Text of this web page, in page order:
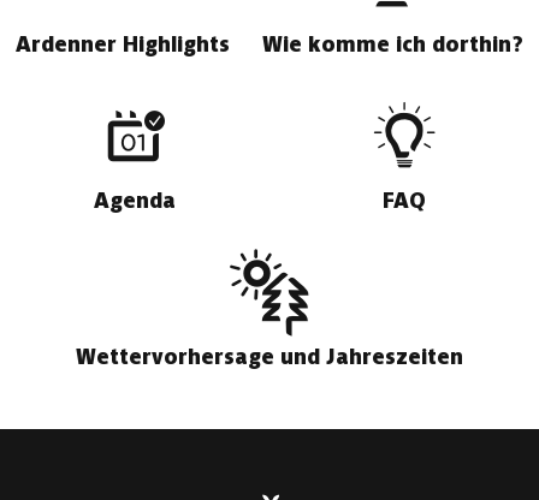
Ardenner Highlights Wie komme ich dorthin?
Agenda FAQ
Wettervorhersage und Jahreszeiten